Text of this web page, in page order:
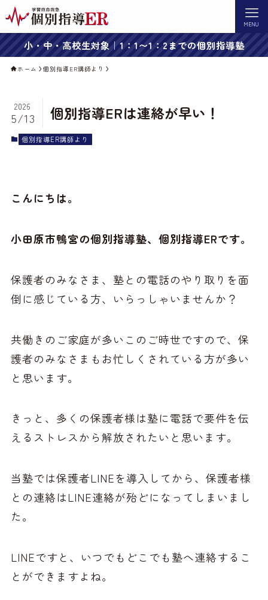
MENU
小・中・高校生対象｜1：1〜1：2までの個別指導塾
ホーム 個別指導ER講師より
個別指導ERは連絡が早い！
2026
5/13
個別指導ER講師より
こんにちは。
小田原市鴨宮の個別指導塾、個別指導ERです。
保護者のみなさま、塾との電話のやり取りを面
倒に感じている方、いらっしゃいませんか？
共働きのご家庭が多いこのご時世ですので、保
護者のみなさまもお忙しくされている方が多い
と思います。
きっと、多くの保護者様は塾に電話で要件を伝
えるストレスから解放されたいと思います。
当塾では保護者LINEを導入してから、保護者様
との連絡はLINE連絡が殆どになってしまいまし
た。
LINEですと、いつでもどこでも塾へ連絡するこ
とができますよね。